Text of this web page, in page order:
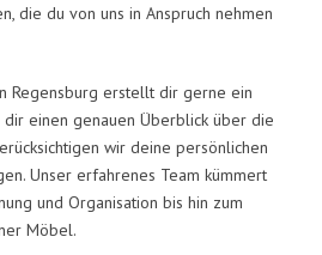
die du von uns in Anspruch nehmen
Regensburg erstellt dir gerne ein
einen genauen Überblick über die
wir deine persönlichen
Unser erfahrenes Team kümmert
und Organisation bis hin zum
Möbel.